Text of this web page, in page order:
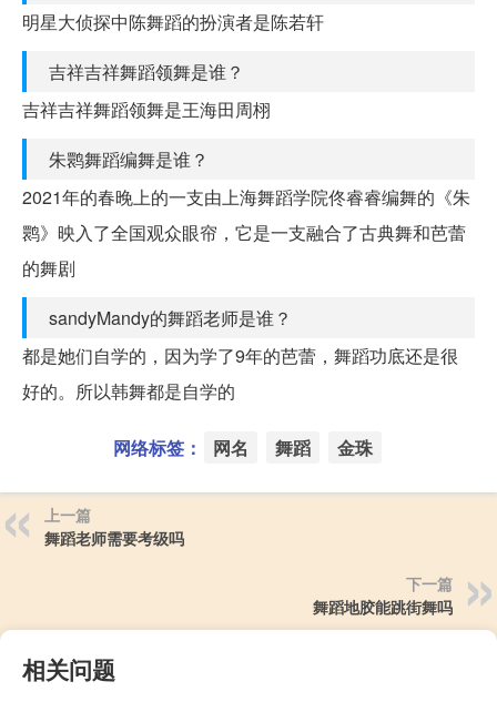
明星大侦探中陈舞蹈的扮演者是陈若轩
吉祥吉祥舞蹈领舞是谁？
吉祥吉祥舞蹈领舞是王海田周栩
朱鹮舞蹈编舞是谁？
2021年的春晚上的一支由上海舞蹈学院佟睿睿编舞的《朱
鹮》映入了全国观众眼帘，它是一支融合了古典舞和芭蕾
的舞剧
sandyMandy的舞蹈老师是谁？
都是她们自学的，因为学了9年的芭蕾，舞蹈功底还是很
好的。所以韩舞都是自学的
网络标签： 网名 舞蹈 金珠
上一篇
舞蹈老师需要考级吗
下一篇
舞蹈地胶能跳街舞吗
相关问题